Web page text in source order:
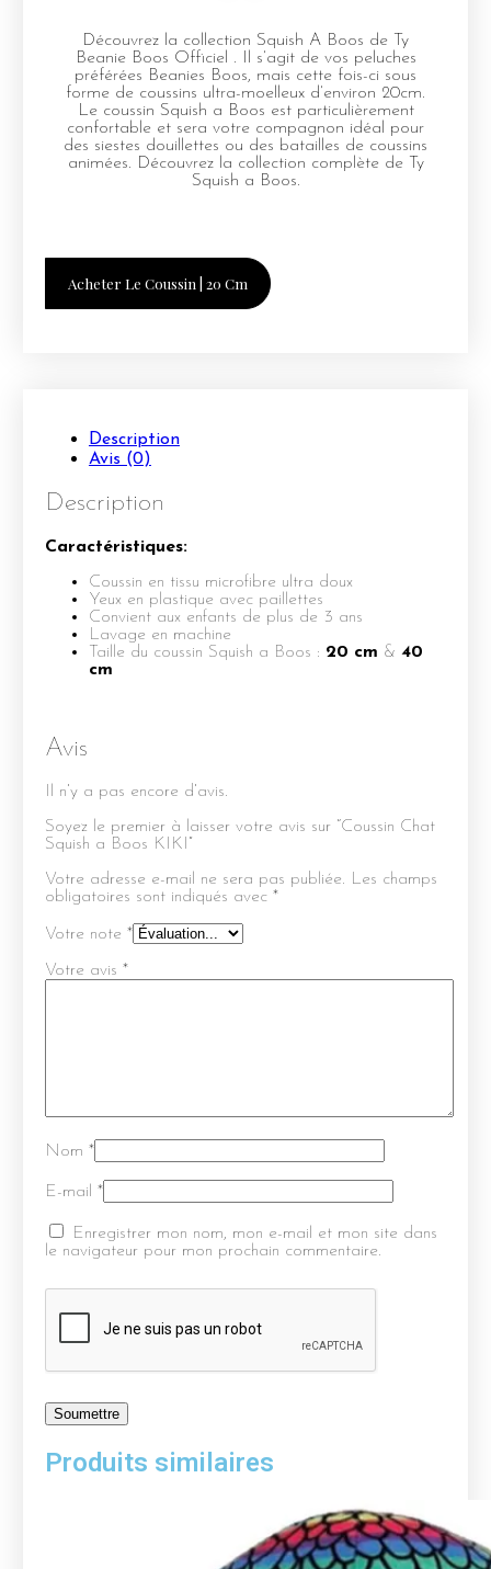
Découvrez la collection Squish A Boos de Ty
Beanie Boos Officiel . Il s’agit de vos peluches
préférées Beanies Boos, mais cette fois-ci sous
forme de coussins ultra-moelleux d’environ 20cm.
Le coussin Squish a Boos est particulièrement
confortable et sera votre compagnon idéal pour
des siestes douillettes ou des batailles de coussins
animées. Découvrez la collection complète de Ty
Squish a Boos.
Acheter Le Coussin | 20 Cm
Description
Avis (0)
Description
Caractéristiques:
Coussin en tissu microfibre ultra doux
Yeux en plastique avec paillettes
Convient aux enfants de plus de 3 ans
Lavage en machine
Taille du coussin Squish a Boos : 20 cm & 40
cm
Avis
Il n’y a pas encore d’avis.
Soyez le premier à laisser votre avis sur “Coussin Chat
Squish a Boos KIKI”
Votre adresse e-mail ne sera pas publiée. Les champs
obligatoires sont indiqués avec *
Votre note *
Votre avis *
Nom *
E-mail *
Enregistrer mon nom, mon e-mail et mon site dans
le navigateur pour mon prochain commentaire.
Produits similaires